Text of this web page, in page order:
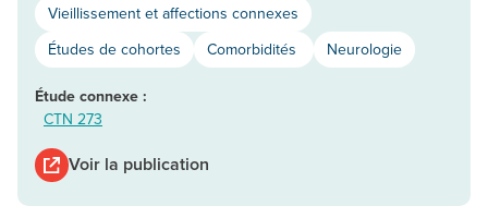
Vieillissement et affections connexes
Études de cohortes
Comorbidités Neurologie
Étude connexe :
CTN 273
Voir la publication